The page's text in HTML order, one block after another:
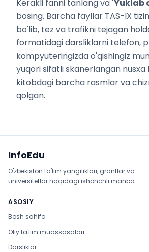
Kerakli fanni tanlang va 'Yuklab
bosing. Barcha fayllar TAS-IX
bo'lib, tez va trafikni tejagan
formatidagi darsliklarni telefon,
kompyuteringizda o'qishingiz
yuqori sifatli skanerlangan nusxa
kitobdagi barcha rasmlar va
qolgan.
InfoEdu
O'zbekiston ta'lim yangiliklari, grantlar va
universitetlar haqidagi ishonchli manba.
ASOSIY
Bosh sahifa
Oliy ta'lim muassasalari
Darsliklar